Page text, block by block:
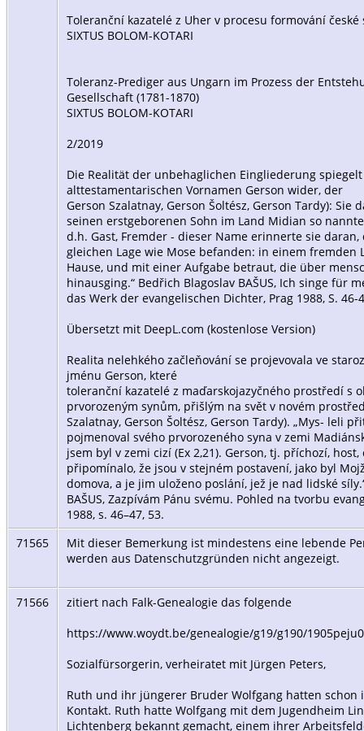
Toleranční kazatelé z Uher v procesu formování české
SIXTUS BOLOM-KOTARI
Toleranz-Prediger aus Ungarn im Prozess der
Gesellschaft (1781-1870)
SIXTUS BOLOM-KOTARI
2/2019
Die Realität der unbehaglichen Eingliederung
alttestamentarischen Vornamen Gerson wider, der
Gerson Szalatnay, Gerson Šoltész, Gerson Tardy): Sie
seinen erstgeborenen Sohn im Land Midian so
d.h. Gast, Fremder - dieser Name erinnerte sie
gleichen Lage wie Mose befanden: in einem fremden
Hause, und mit einer Aufgabe betraut, die über
hinausging.“ Bedřich Blagoslav BAŠUS, Ich singe für
das Werk der evangelischen Dichter, Prag 1988, S. 46-
Übersetzt mit DeepL.com (kostenlose Version)
Realita nelehkého začleňování se projevovala ve
jménu Gerson, které
toleranční kazatelé z maďarskojazyčného prostředí s
prvorozeným synům, přišlým na svět v novém
Szalatnay, Gerson Šoltész, Gerson Tardy). „Mys- leli
pojmenoval svého prvorozeného syna v zemi
jsem byl v zemi cizí (Ex 2,21). Gerson, tj. příchozí,
připomínalo, že jsou v stejném postavení, jako byl
domova, a je jim uloženo poslání, jež je nad lidské
BAŠUS, Zazpívám Pánu svému. Pohled na tvorbu
1988, s. 46–47, 53.
71565
Mit dieser Bemerkung ist mindestens eine lebende
werden aus Datenschutzgründen nicht angezeigt.
71566
zitiert nach Falk-Genealogie das folgende
https://www.woydt.be/genealogie/g19/g190/
Sozialfürsorgerin, verheiratet mit Jürgen Peters,
Ruth und ihr jüngerer Bruder Wolfgang hatten schon
Kontakt. Ruth hatte Wolfgang mit dem Jugendheim
Lichtenberg bekannt gemacht, einem ihrer